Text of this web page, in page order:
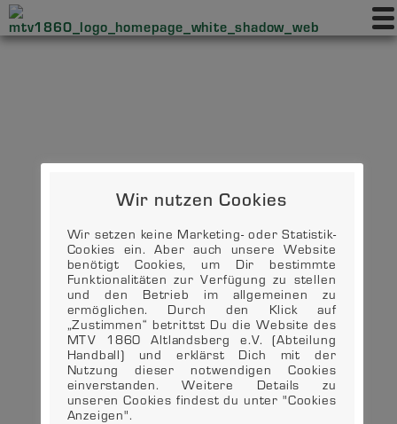
Wir nutzen Cookies
Wir setzen keine Marketing- oder Statistik-
Cookies ein. Aber auch unsere Website
benötigt Cookies, um Dir bestimmte
Funktionalitäten zur Verfügung zu stellen
und den Betrieb im allgemeinen zu
ermöglichen. Durch den Klick auf
„Zustimmen“ betrittst Du die Website des
MTV 1860 Altlandsberg e.V. (Abteilung
Handball) und erklärst Dich mit der
Nutzung dieser notwendigen Cookies
einverstanden. Weitere Details zu
unseren Cookies findest du unter "Cookies
Anzeigen".